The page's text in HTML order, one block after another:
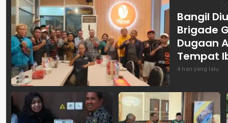
Bangil
Brigade
Dugaan
Tempat
4 hari yang lalu